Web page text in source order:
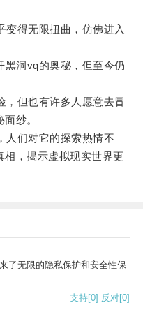
得无限扭曲，仿佛进入
洞vq的奥秘，但至今仍
但也有许多人愿意去冒
纱。
们对它的探索热情不
，揭示虚拟现实世界更
了无限的隐私保护和安全性保
支持[0] 反对[0]